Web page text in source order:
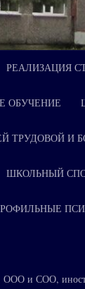
РЕАЛИЗАЦИЯ
ОБУЧЕНИЕ
ТРУДОВОЙ И
ШКОЛЬНЫЙ
ООО и СОО,